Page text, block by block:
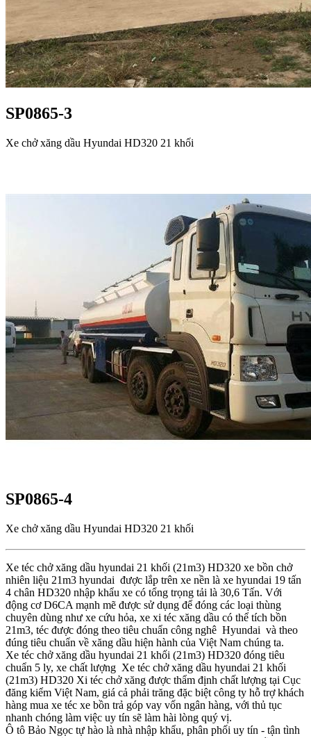
SP0865-3
Xe chở xăng dầu Hyundai HD320 21 khối
SP0865-4
Xe chở xăng dầu Hyundai HD320 21 khối
Xe téc chở xăng dầu hyundai 21 khối (21m3) HD320 xe bồn chở
nhiên liệu 21m3 hyundai được lắp trên xe nền là xe hyundai 19 tấn
4 chân HD320 nhập khẩu xe có tổng trọng tải là 30,6 Tấn. Với
động cơ D6CA mạnh mẽ được sử dụng để đóng các loại thùng
chuyên dùng như xe cứu hỏa, xe xi téc xăng dầu có thể tích bồn
21m3, téc được đóng theo tiêu chuẩn công nghê Hyundai và theo
đúng tiêu chuẩn về xăng dầu hiện hành của Việt Nam chúng ta.
Xe téc chở xăng dầu hyundai 21 khối (21m3) HD320 đóng tiêu
chuẩn 5 ly, xe chất lượng Xe téc chở xăng dầu hyundai 21 khối
(21m3) HD320 Xi téc chở xăng được thẩm định chất lượng tại Cục
đăng kiểm Việt Nam, giá cả phải trăng đặc biệt công ty hỗ trợ khách
hàng mua xe téc xe bồn trả góp vay vốn ngân hàng, với thủ tục
nhanh chóng làm việc uy tín sẽ làm hài lòng quý vị.
Ô tô Bảo Ngọc tự hào là nhà nhập khẩu, phân phối uy tín - tận tình